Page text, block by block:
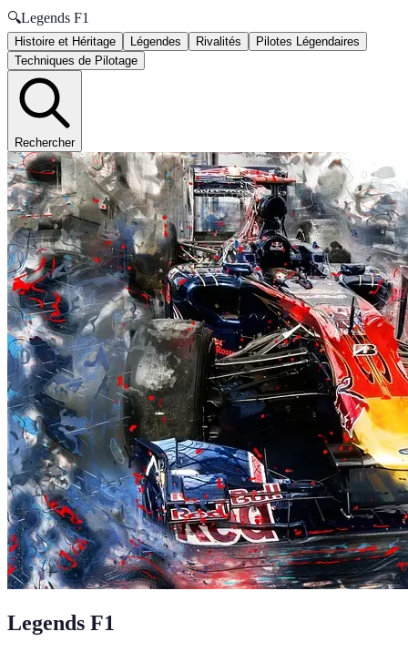
🔍Legends F1
Histoire et Héritage Légendes Rivalités
Pilotes Légendaires
Techniques de Pilotage
Rechercher
Legends F1